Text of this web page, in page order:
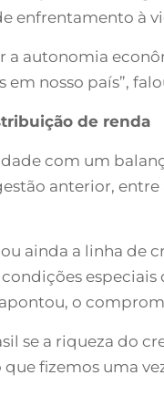
enfrentamento à
a autonomia
nosso país”,
de renda
com um
anterior, entre
ainda a linha de
o
se a riqueza do
que fizemos uma